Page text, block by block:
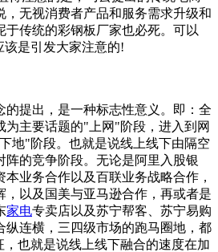
，无视消费者产品和服务需求升级和
于传统的彩钢板厂家也必死。可以
是引发大家注意的!
的提出，是一种标志性意义。即：全
为主要话题的"上网"阶段，进入到网
地"阶段。也就是说线上线下由隔空
阵的竞争阶段。无论是阿里入股银
业务合作以及百联业务战略合作，
，以及国美与亚马逊合作，再或者是
家电专卖店以及苏宁帮客、苏宁易购
纵连横，三四级市场的跑马圈地，都
也就是说线上线下融合的速度在加